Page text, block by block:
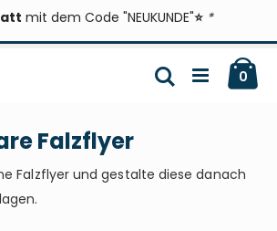
mit dem Code "NEUKUNDE"⭐ *
0
Suche
Falzflyer
Falzflyer und gestalte diese danach